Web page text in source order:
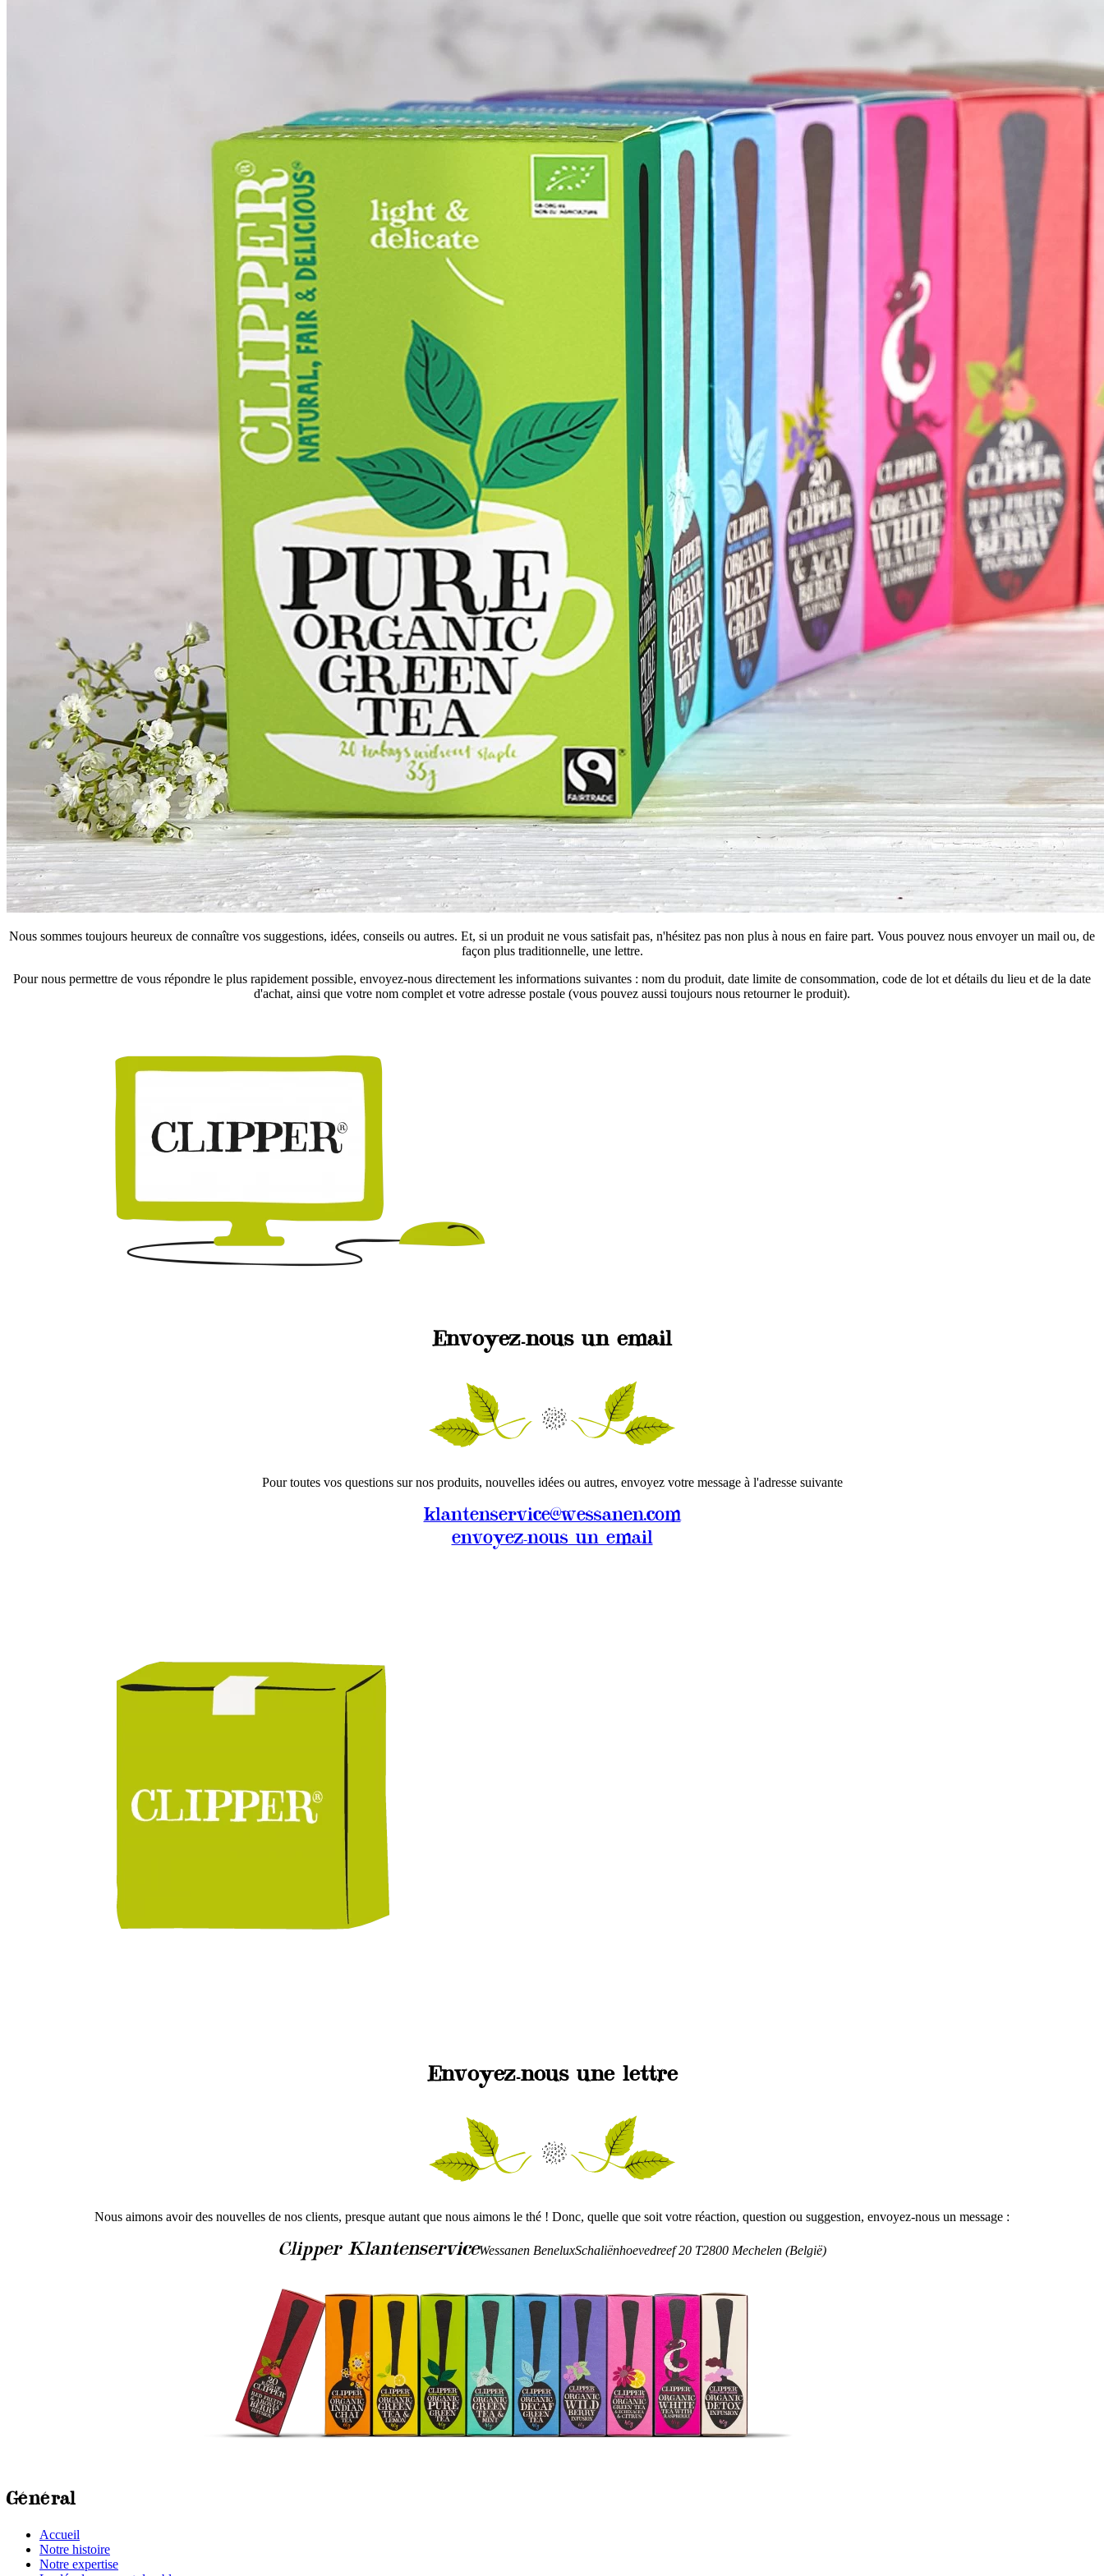
Nous sommes toujours heureux de connaître vos suggestions, idées, conseils ou autres. Et, si un produit ne vous satisfait pas, n'hésitez pas non plus à nous en faire part. Vous pouvez nous envoyer un mail ou, de
façon plus traditionnelle, une lettre.
Pour nous permettre de vous répondre le plus rapidement possible, envoyez-nous directement les informations suivantes : nom du produit, date limite de consommation, code de lot et détails du lieu et de la date
d'achat, ainsi que votre nom complet et votre adresse postale (vous pouvez aussi toujours nous retourner le produit).
Envoyez-nous un email
Pour toutes vos questions sur nos produits, nouvelles idées ou autres, envoyez votre message à l'adresse suivante
klantenservice@wessanen.com
envoyez-nous un email
Envoyez-nous une lettre
Nous aimons avoir des nouvelles de nos clients, presque autant que nous aimons le thé ! Donc, quelle que soit votre réaction, question ou suggestion, envoyez-nous un message :
Clipper KlantenserviceWessanen BeneluxSchaliënhoevedreef 20 T2800 Mechelen (België)
Général
Accueil
Notre histoire
Notre expertise